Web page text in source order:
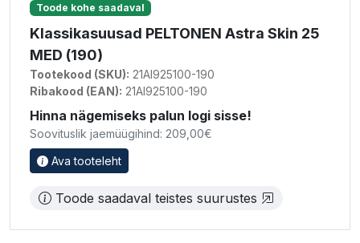
Toode kohe saadaval
Klassikasuusad PELTONEN Astra Skin 25
MED (190)
Tootekood (SKU): 21AI925100-190
Ribakood (EAN): 21AI925100-190
Hinna nägemiseks palun logi sisse!
Soovituslik jaemüügihind: 209,00€
Ava tooteleht
Toode saadaval teistes suurustes